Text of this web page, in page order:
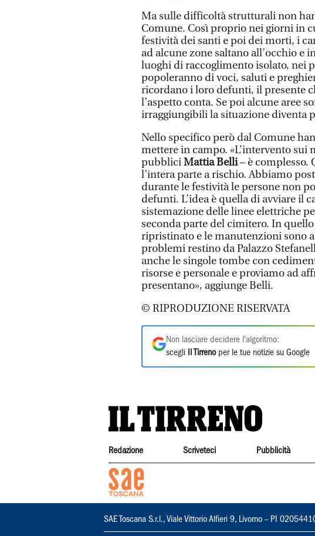
Ma sulle difficoltà strutturali non
Comune. Così proprio nei giorni in
festività dei santi e poi dei morti, i
ad alcune zone saltano all’occhio e
luoghi di raccoglimento isolato, nei
popoleranno di voci, saluti e
ricordano i loro defunti, il presente
l’aspetto conta. Se poi alcune aree
irraggiungibili la situazione diventa
Nello specifico però dal Comune
mettere in campo. «L’intervento sui
pubbliciMattia Belli– è
l’intera parte a rischio. Abbiamo
durante le festività le persone non
defunti. L’idea è quella di avviare il
sistemazione delle linee elettriche
seconda parte del cimitero. In
ripristinato e le manutenzioni sono
problemi restino da Palazzo
anche le singole tombe con
risorse e personale e proviamo ad
presentano», aggiunge Belli.
© RIPRODUZIONE RISERVATA
Non lasciare decidere l'algoritmo:
scegli
Il Tirrenoper le tue notizie su Google
Redazione Scriveteci Pubblicità
SAE Toscana S.r.l., Viale Vittorio Alfieri 9, Livorno – PI